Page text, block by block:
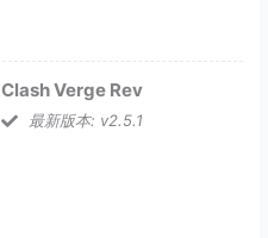
Clash Verge Rev
最新版本: v2.5.1